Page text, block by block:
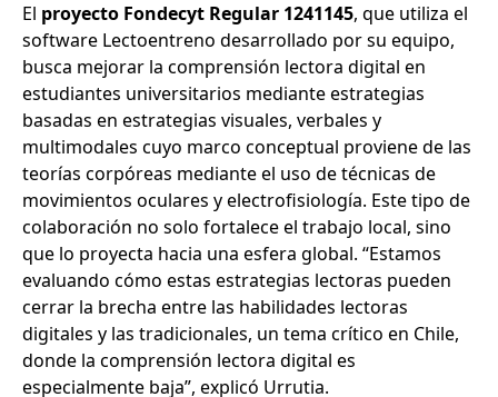
El proyecto Fondecyt Regular 1241145, que utiliza el
software Lectoentreno desarrollado por su equipo,
busca mejorar la comprensión lectora digital en
estudiantes universitarios mediante estrategias
basadas en estrategias visuales, verbales y
multimodales cuyo marco conceptual proviene de las
teorías corpóreas mediante el uso de técnicas de
movimientos oculares y electrofisiología. Este tipo de
colaboración no solo fortalece el trabajo local, sino
que lo proyecta hacia una esfera global. “Estamos
evaluando cómo estas estrategias lectoras pueden
cerrar la brecha entre las habilidades lectoras
digitales y las tradicionales, un tema crítico en Chile,
donde la comprensión lectora digital es
especialmente baja”, explicó Urrutia.